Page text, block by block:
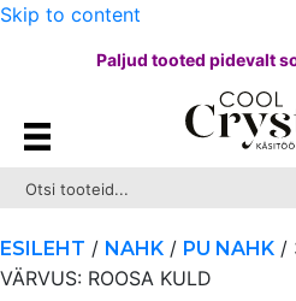
Skip to content
Paljud tooted pidevalt
ESILEHT / NAHK / PU NAHK /
VÄRVUS: ROOSA KULD